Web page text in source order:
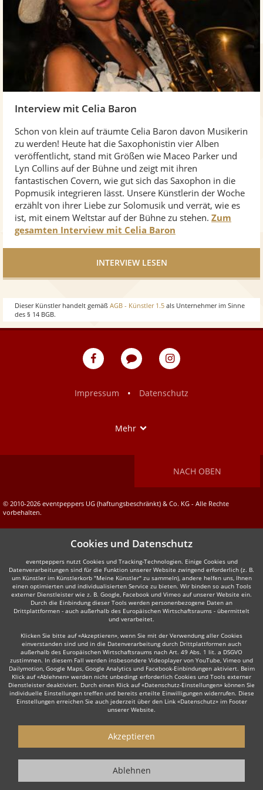
Interview mit Celia Baron
Schon von klein auf träumte Celia Baron davon Musikerin
zu werden! Heute hat die Saxophonistin vier Alben
veröffentlicht, stand mit Größen wie Maceo Parker und
Lyn Collins auf der Bühne und zeigt mit ihren
fantastischen Covern, wie gut sich das Saxophon in die
Popmusik integrieren lässt. Unsere Künstlerin der Woche
erzählt von ihrer Liebe zur Solomusik und verrät, wie es
ist, mit einem Weltstar auf der Bühne zu stehen. Zum
gesamten Interview mit Celia Baron
INTERVIEW LESEN
Dieser Künstler handelt gemäß AGB - Künstler 1.5 als Unternehmer im Sinne
des § 14 BGB.
eventpeppers
Blog
eventpeppers
Impressum
• Datenschutz
Mehr
NACH OBEN
© 2010-2026 eventpeppers UG (haftungsbeschränkt) & Co. KG - Alle Rechte
vorbehalten.
Cookies und Datenschutz
eventpeppers nutzt Cookies und Tracking-Technologien. Einige Cookies und
Datenverarbeitungen sind für die Funktion unserer Website zwingend erforderlich (z. B.
um Künstler im Künstlerkorb "Meine Künstler" zu sammeln), andere helfen uns, Ihnen
einen optimierten und individualisierten Service zu bieten. Wir binden so auch Tools
externer Dienstleister wie z. B. Google, Facebook und Vimeo auf unserer Website ein.
Durch die Einbindung dieser Tools werden personenbezogene Daten an
Drittplattformen - auch außerhalb des Europäischen Wirtschaftsraums - übermittelt
und verarbeitet.
Klicken Sie bitte auf «Akzeptieren», wenn Sie mit der Verwendung aller Cookies
einverstanden sind und in die Datenverarbeitung durch Drittplattformen auch
außerhalb des Europäischen Wirtschaftsraums nach Art. 49 Abs. 1 lit. a DSGVO
zustimmen. In diesem Fall werden insbesondere Videoplayer von YouTube, Vimeo und
Dailymotion, Google Maps, Google Analytics und Facebook-Einbindungen aktiviert. Beim
Klick auf «Ablehnen» werden nicht unbedingt erforderlich Cookies und Tools externer
Dienstleister deaktiviert. Durch einen Klick auf «Datenschutz-Einstellungen» können Sie
individuelle Einstellungen treffen und bereits erteilte Einwilligungen widerrufen. Diese
Einstellungen erreichen Sie auch jederzeit über den Link «Datenschutz» im Footer
unserer Website.
Akzeptieren
Ablehnen